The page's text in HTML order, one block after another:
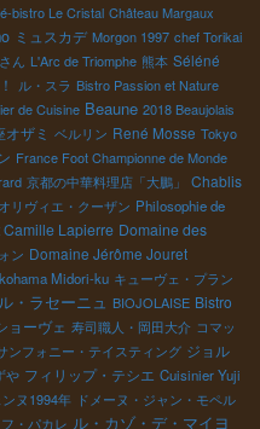
bistro Le Cristal Château Margaux
ミュスカデ Morgon 1997 chef Torikai
ん L'Arc de Triomphe 熊本 Séléné
ル・スラ Bistro Passion et Nature
de Cuisine Beaune 2018 Beaujolais
オザミ ベルリン René Mosse Tokyo
France Foot Championne de Monde
京都の中華料理店「大鵬」 Chablis
オリヴィエ・クーザン Philosophie de
Camille Lapierre Domaine des
ン Domaine Jérôme Jouret
Midori-ku キューヴェ・プラン
・ラセーニュ BIOJOLAISE Bistro
ョーヴェ 寿司職人・岡田大介 コマッ
ンフォニー・テイスティング ジョル
や フィリップ・テシエ Cuisinier Yuji
ヌ1994年 ドメーヌ・ジャン・モペル
・パカレ ル・カゾ・デ・マイヨ